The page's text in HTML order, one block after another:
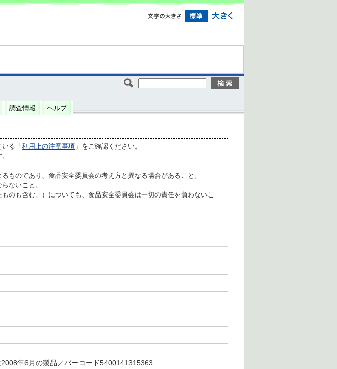
調査情報 ヘルプ
る「 利用上の注意事項 」をご確認ください。
ものであり、食品安全委員会の考え方と異なる場合があること。
ないこと。
のも含む。）についても、食品安全委員会は一切の責任を負わないこ
年6月の製品／バーコード5400141315363